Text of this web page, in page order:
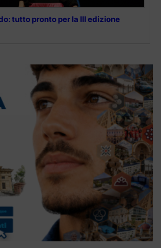
tutto pronto per la III edizione